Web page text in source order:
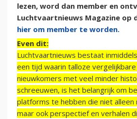
lezen, word dan member en
Luchtvaartnieuws Magazine op
hier om member te worden.
Even dit:
Luchtvaartnieuws bestaat
een tijd waarin talloze
nieuwkomers met veel minder
schreeuwen, is het belangrijk om
platforms te hebben die niet alleen
maar ook perspectief en verhalen